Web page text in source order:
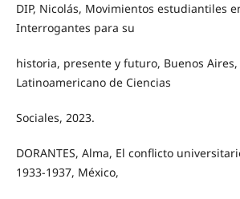
DIP, Nicolás, Movimientos estudiantiles
Interrogantes para su
historia, presente y futuro, Buenos Aires,
Latinoamericano de Ciencias
Sociales, 2023.
DORANTES, Alma, El conflicto
1933-1937, México,